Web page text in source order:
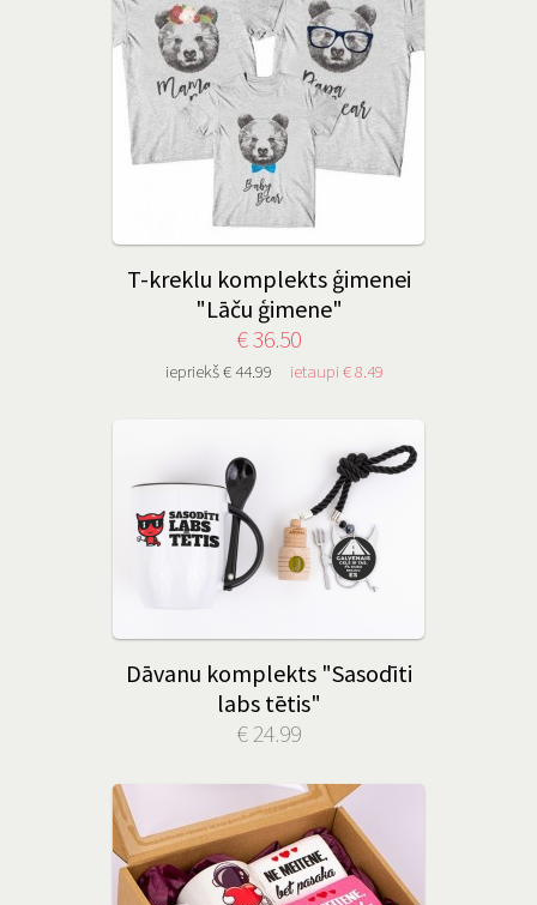
T-kreklu komplekts ģimenei
"Lāču ģimene"
€ 36.50
iepriekš € 44.99 ietaupi € 8.49
Dāvanu komplekts "Sasodīti
labs tētis"
€ 24.99